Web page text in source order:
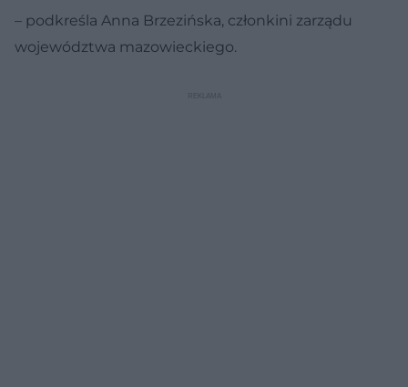
– podkreśla Anna Brzezińska, członkini zarządu
województwa mazowieckiego.